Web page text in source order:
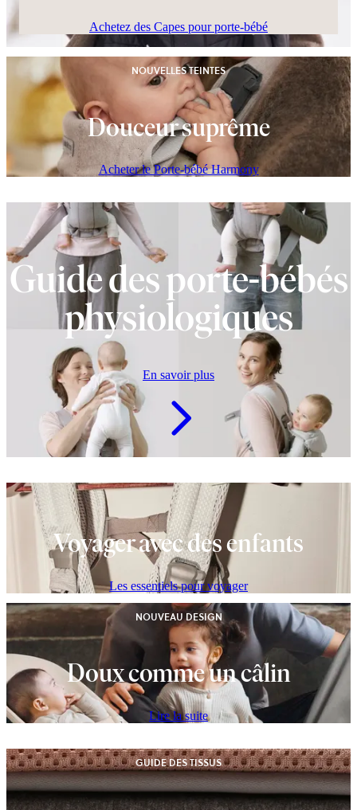
Achetez des Capes pour porte-bébé
NOUVELLES TEINTES
Douceur suprême
Acheter le Porte-bébé Harmony
Guide des porte-bébés
physiologiques
En savoir plus
Voyager avec des enfants
Les essentiels pour voyager
NOUVEAU DESIGN
Doux comme un câlin
Lire la suite
GUIDE DES TISSUS